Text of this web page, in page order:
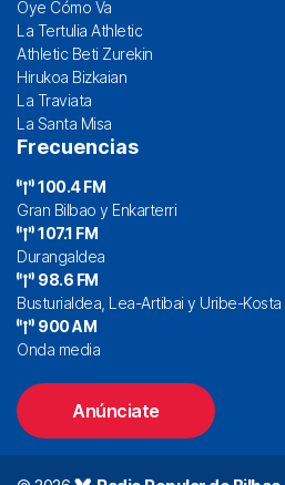
Oye Cómo Va
La Tertulia Athletic
Athletic Beti Zurekin
Hirukoa Bizkaian
La Traviata
La Santa Misa
Frecuencias
100.4 FM
Gran Bilbao y Enkarterri
107.1 FM
Durangaldea
98.6 FM
Busturialdea, Lea-Artibai y Uribe-Kosta
900 AM
Onda media
Anúnciate